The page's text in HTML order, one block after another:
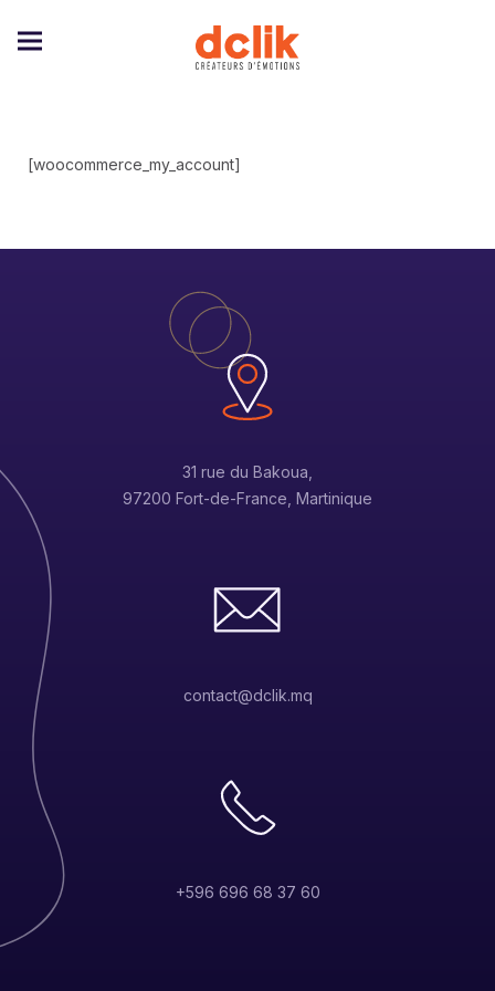
[woocommerce_my_account]
31 rue du Bakoua,
97200 Fort-de-France, Martinique
contact@dclik.mq
+596 696 68 37 60